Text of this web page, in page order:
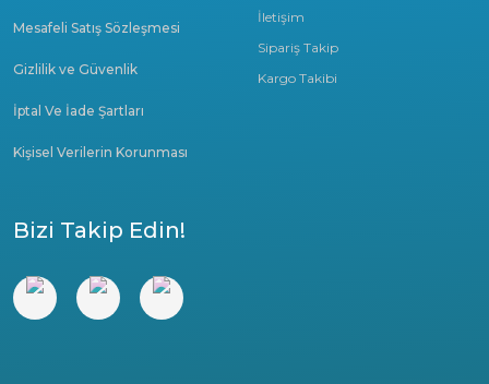
İletişim
Sipariş Takip
Kargo Takibi
Mesafeli Satış Sözleşmesi
Gizlilik ve Güvenlik
İptal Ve İade Şartları
Kişisel Verilerin Korunması
Bizi Takip Edin!